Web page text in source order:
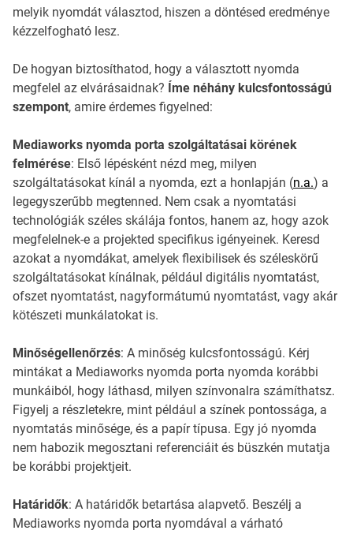
melyik nyomdát választod, hiszen a döntésed eredménye
kézzelfogható lesz.
De hogyan biztosíthatod, hogy a választott nyomda
megfelel az elvárásaidnak? Íme néhány kulcsfontosságú
szempont, amire érdemes figyelned:
Mediaworks nyomda porta szolgáltatásai körének
felmérése: Első lépésként nézd meg, milyen
szolgáltatásokat kínál a nyomda, ezt a honlapján (n.a.) a
legegyszerűbb megtenned. Nem csak a nyomtatási
technológiák széles skálája fontos, hanem az, hogy azok
megfelelnek-e a projekted specifikus igényeinek. Keresd
azokat a nyomdákat, amelyek flexibilisek és széleskörű
szolgáltatásokat kínálnak, például digitális nyomtatást,
ofszet nyomtatást, nagyformátumú nyomtatást, vagy akár
kötészeti munkálatokat is.
Minőségellenőrzés: A minőség kulcsfontosságú. Kérj
mintákat a Mediaworks nyomda porta nyomda korábbi
munkáiból, hogy láthasd, milyen színvonalra számíthatsz.
Figyelj a részletekre, mint például a színek pontossága, a
nyomtatás minősége, és a papír típusa. Egy jó nyomda
nem habozik megosztani referenciáit és büszkén mutatja
be korábbi projektjeit.
Határidők: A határidők betartása alapvető. Beszélj a
Mediaworks nyomda porta nyomdával a várható